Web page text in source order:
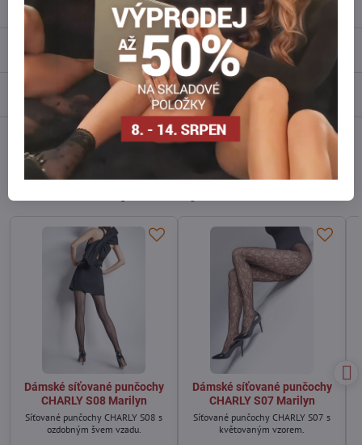
Popis
Recenze
Diskuse
FacebookTwitter WhatsApp
Dámské síťované punčochy
CHARLY S08 Marilyn
Síťované punčochy CHARLY S08 s
ozdobným švem vzadu.
Dámské síťované punčochy
CHARLY S07 Marilyn
Síťované punčochy CHARLY S07 s
květovaným vzorem.